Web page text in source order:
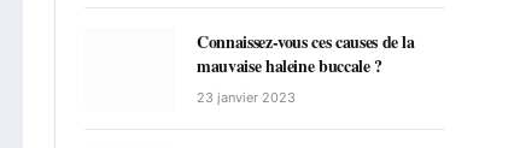
Connaissez-vous ces causes de la
mauvaise haleine buccale ?
23 janvier 2023